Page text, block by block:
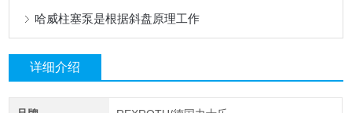
哈威柱塞泵是根据斜盘原理工作
详细介绍